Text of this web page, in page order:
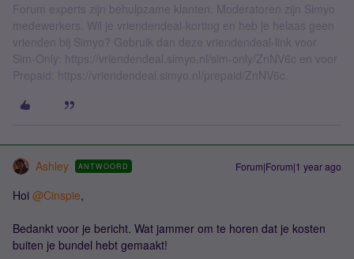
Forum experts zijn behulpzame klanten. Moderatoren zijn Simyo
medewerkers. Wil je vriendendeal-korting en heb je helaas geen
vrienden bij Simyo? Gebruik dan deze vriendendeal-link voor
Sim-Only: https://vriendendeal.simyo.nl/sim-only/ZnNV6c en voor
Prepaid: https://vriendendeal.simyo.nl/prepaid/ZnNV6c.
Ashley ANTWOORD Forum|Forum|1 year ago
Hoi @Cinspie,
Bedankt voor je bericht. Wat jammer om te horen dat je kosten
buiten je bundel hebt gemaakt!